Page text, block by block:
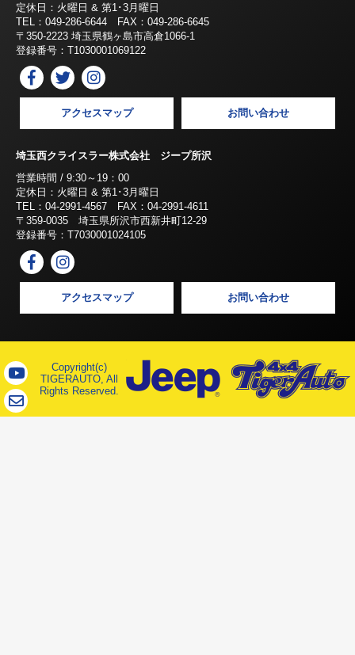
定休日：火曜日 & 第1･3月曜日
TEL：049-286-6644 FAX：049-286-6645
〒350-2223 埼玉県鶴ヶ島市高倉1066-1
登録番号：T1030001069122
アクセスマップ お問い合わせ
埼玉西クライスラー株式会社 ジープ所沢
営業時間 / 9:30～19：00
定休日：火曜日 & 第1･3月曜日
TEL：04-2991-4567 FAX：04-2991-4611
〒359-0035 埼玉県所沢市西新井町12-29
登録番号：T7030001024105
アクセスマップ お問い合わせ
Copyright(c)
TIGERAUTO, All
Rights Reserved.